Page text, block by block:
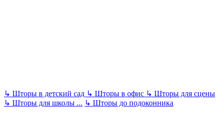
↳ Шторы в детский сад ↳ Шторы в офис ↳ Шторы для сцены
↳ Шторы для школы ... ↳ Шторы до подоконника